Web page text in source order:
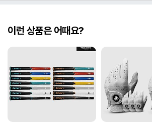
이런 상품은 어때요?